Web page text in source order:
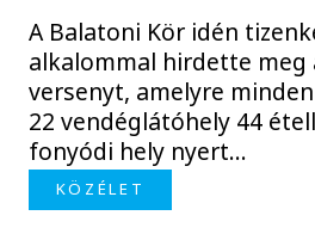
A Balatoni Kör idén
alkalommal hirdette meg
versenyt, amelyre
22 vendéglátóhely 44
fonyódi hely nyert...
KÖZÉLET